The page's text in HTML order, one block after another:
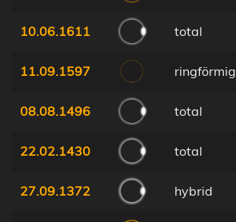
10.06.1611 total
11.09.1597 ringförmig
08.08.1496 total
22.02.1430 total
27.09.1372 hybrid